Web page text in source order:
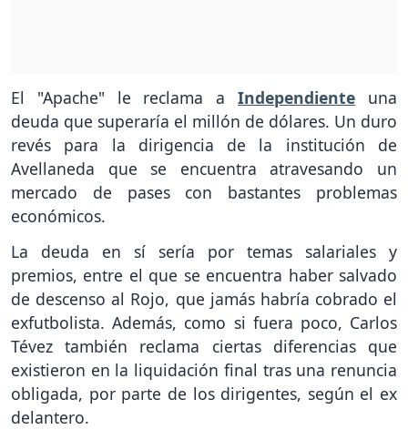
El "Apache" le reclama aIndependiente una
deuda que superaría el millón de dólares. Un duro
revés para la dirigencia de la institución de
Avellaneda que se encuentra atravesando un
mercado de pases con bastantes problemas
económicos.
La deuda en sí sería por temas salariales y
premios, entre el que se encuentra haber salvado
de descenso al Rojo, que jamás habría cobrado el
exfutbolista. Además, como si fuera poco, Carlos
Tévez también reclama ciertas diferencias que
existieron en la liquidación final tras una renuncia
obligada, por parte de los dirigentes, según el ex
delantero.